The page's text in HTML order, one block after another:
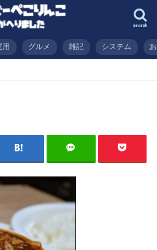
search
用 グルメ 雑記 システム